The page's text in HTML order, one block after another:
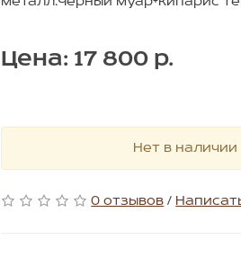
Цена: 17 800 р.
Нет в наличии
0 отзывов /